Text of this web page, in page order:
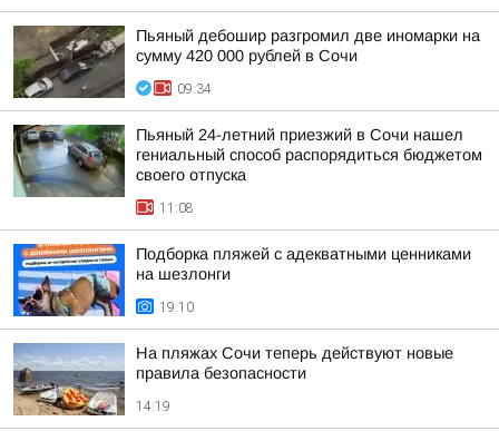
Пьяный дебошир разгромил две иномарки на
сумму 420 000 рублей в Сочи
09:34
Пьяный 24-летний приезжий в Сочи нашел
гениальный способ распорядиться бюджетом
своего отпуска
11:08
Подборка пляжей с адекватными ценниками
на шезлонги
19:10
На пляжах Сочи теперь действуют новые
правила безопасности
14:19